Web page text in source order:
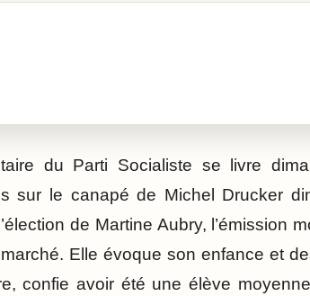
du Parti Socialiste se livre
sur le canapé de Michel Drucker
de Martine Aubry, l’émission
Elle évoque son enfance et
confie avoir été une élève